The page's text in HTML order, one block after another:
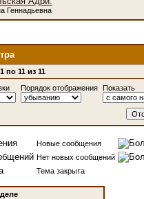
Геннадьевна
по 11 из 11
Порядок отображения Показать
Новые сообщения
Нет новых сообщений
Тема закрыта